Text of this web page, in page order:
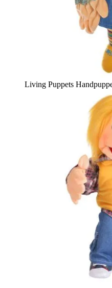
Living Puppets